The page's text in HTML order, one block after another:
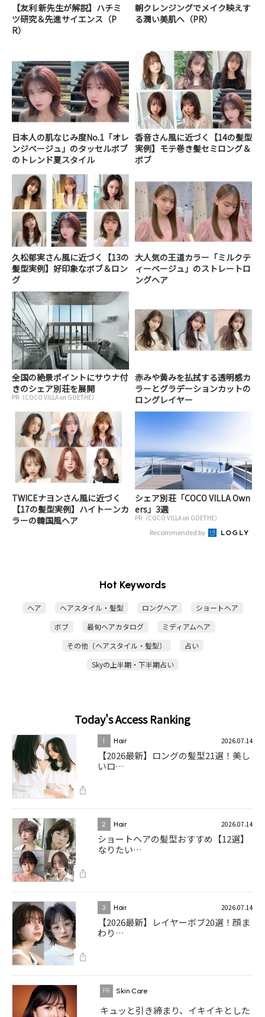
【友利 新先生が解説】ハチミ
ツ研究＆先進サイエンス（P
R）
朝クレンジングでメイク映えす
る潤い美肌へ（PR）
日本人の肌なじみ度No.1「オレ
ンジベージュ」のタッセルボブ
のトレンド夏スタイル
香音さん風に近づく【14の髪型
実例】モテ巻き髪セミロング＆
ボブ
久松郁実さん風に近づく【13の
髪型実例】好印象なボブ＆ロン
グ
大人気の王道カラー「ミルクテ
ィーベージュ」のストレートロ
ングヘア
全国の絶景ポイントにサウナ付
きのシェア別荘を展開
PR（COCO VILLA on GOETHE）
赤みや黄みを払拭する透明感カ
ラーとグラデーションカットの
ロングレイヤー
TWICEナヨンさん風に近づく
【17の髪型実例】ハイトーンカ
ラーの韓国風ヘア
シェア別荘「COCO VILLA Own
ers」3選
PR（COCO VILLA on GOETHE）
Recommended by
Hot Keywords
ヘア ヘアスタイル・髪型 ロングヘア
ショートヘア
ボブ
最旬ヘアカタログ
ミディアムヘア
その他（ヘアスタイル・髪型）
占い
Skyの上半期・下半期占い
Today's Access Ranking
1 Hair 2026.07.14
【2026最新】ロングの髪型21選！美し
いロ…
2 Hair 2026.07.14
ショートヘアの髪型おすすめ【12選】
なりたい…
3 Hair 2026.07.14
【2026最新】レイヤーボブ20選！顔ま
わり…
Skin Care
キュッと引き締まり、イキイキとした